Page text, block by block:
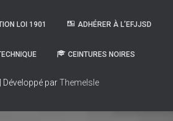
LOI 1901 ADHÉRER À L’EFJJSD
CEINTURES NOIRES
Développé parThemeIsle